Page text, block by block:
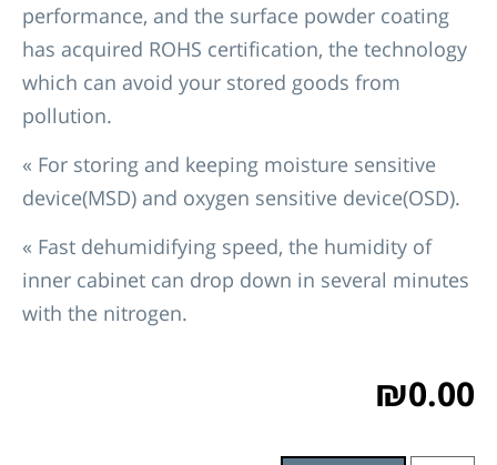
performance, and the surface powder coating
has acquired ROHS certification, the technology
which can avoid your stored goods from
pollution.
« For storing and keeping moisture sensitive
device(MSD) and oxygen sensitive device(OSD).
« Fast dehumidifying speed, the humidity of
inner cabinet can drop down in several minutes
with the nitrogen.
₪0.00